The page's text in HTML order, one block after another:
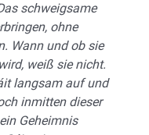
schweigsame
ohne
Wann und ob sie
weiß sie nicht.
langsam auf und
inmitten dieser
Geheimnis